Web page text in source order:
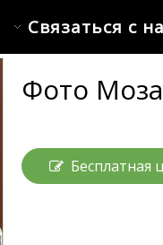
Связаться с
Фото
Бесплатная